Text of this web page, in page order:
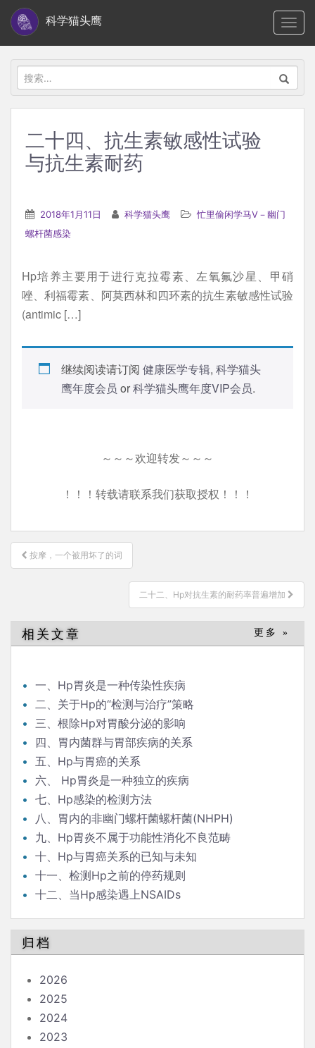
i
科学猫头鹰
搜
索：
二十四、抗生素敏感性试验
与抗生素耐药
2018年1月11日 科学猫头鹰
忙里偷闲学马V－幽门
螺杆菌感染
Hp培养主要用于进行克拉霉素、左氧氟沙星、甲硝
唑、利福霉素、阿莫西林和四环素的抗生素敏感性试验
(antimic […]
继续阅读请订阅 健康医学专辑, 科学猫头
鹰年度会员 or科学猫头鹰年度VIP会员.
～～～欢迎转发～～～
！！！转载请联系我们获取授权！！！
文
章
按摩，一个被用坏了的词
二十二、Hp对抗生素的耐药率普遍增加
相关文章 更多 »
一、Hp胃炎是一种传染性疾病
二、关于Hp的“检测与治疗”策略
三、根除Hp对胃酸分泌的影响
四、胃内菌群与胃部疾病的关系
五、Hp与胃癌的关系
六、 Hp胃炎是一种独立的疾病
七、Hp感染的检测方法
八、胃内的非幽门螺杆菌螺杆菌(NHPH)
九、Hp胃炎不属于功能性消化不良范畴
十、Hp与胃癌关系的已知与未知
十一、检测Hp之前的停药规则
十二、当Hp感染遇上NSAIDs
归档
2026
2025
2024
2023